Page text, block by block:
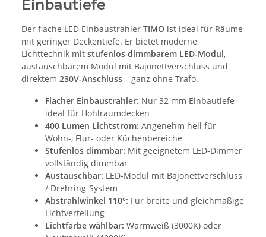
Einbautiefe
Der flache LED Einbaustrahler TIMO ist ideal für Räume
mit geringer Deckentiefe. Er bietet moderne
Lichttechnik mit stufenlos dimmbarem LED-Modul,
austauschbarem Modul mit Bajonettverschluss und
direktem 230V-Anschluss – ganz ohne Trafo.
Flacher Einbaustrahler: Nur 32 mm Einbautiefe –
ideal für Hohlraumdecken
400 Lumen Lichtstrom: Angenehm hell für
Wohn-, Flur- oder Küchenbereiche
Stufenlos dimmbar: Mit geeignetem LED-Dimmer
vollständig dimmbar
Austauschbar: LED-Modul mit Bajonettverschluss
/ Drehring-System
Abstrahlwinkel 110°: Für breite und gleichmäßige
Lichtverteilung
Lichtfarbe wählbar: Warmweiß (3000K) oder